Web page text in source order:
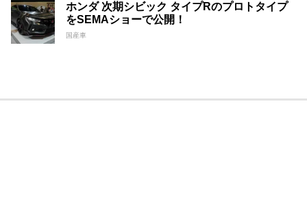
ホンダ 次期シビック タイプRのプロトタイプ
をSEMAショーで公開！
国産車